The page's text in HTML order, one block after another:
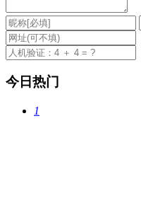
今日热门
1